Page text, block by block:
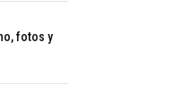
fotos y